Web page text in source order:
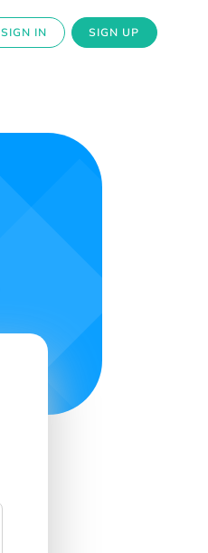
SIGN IN SIGN UP